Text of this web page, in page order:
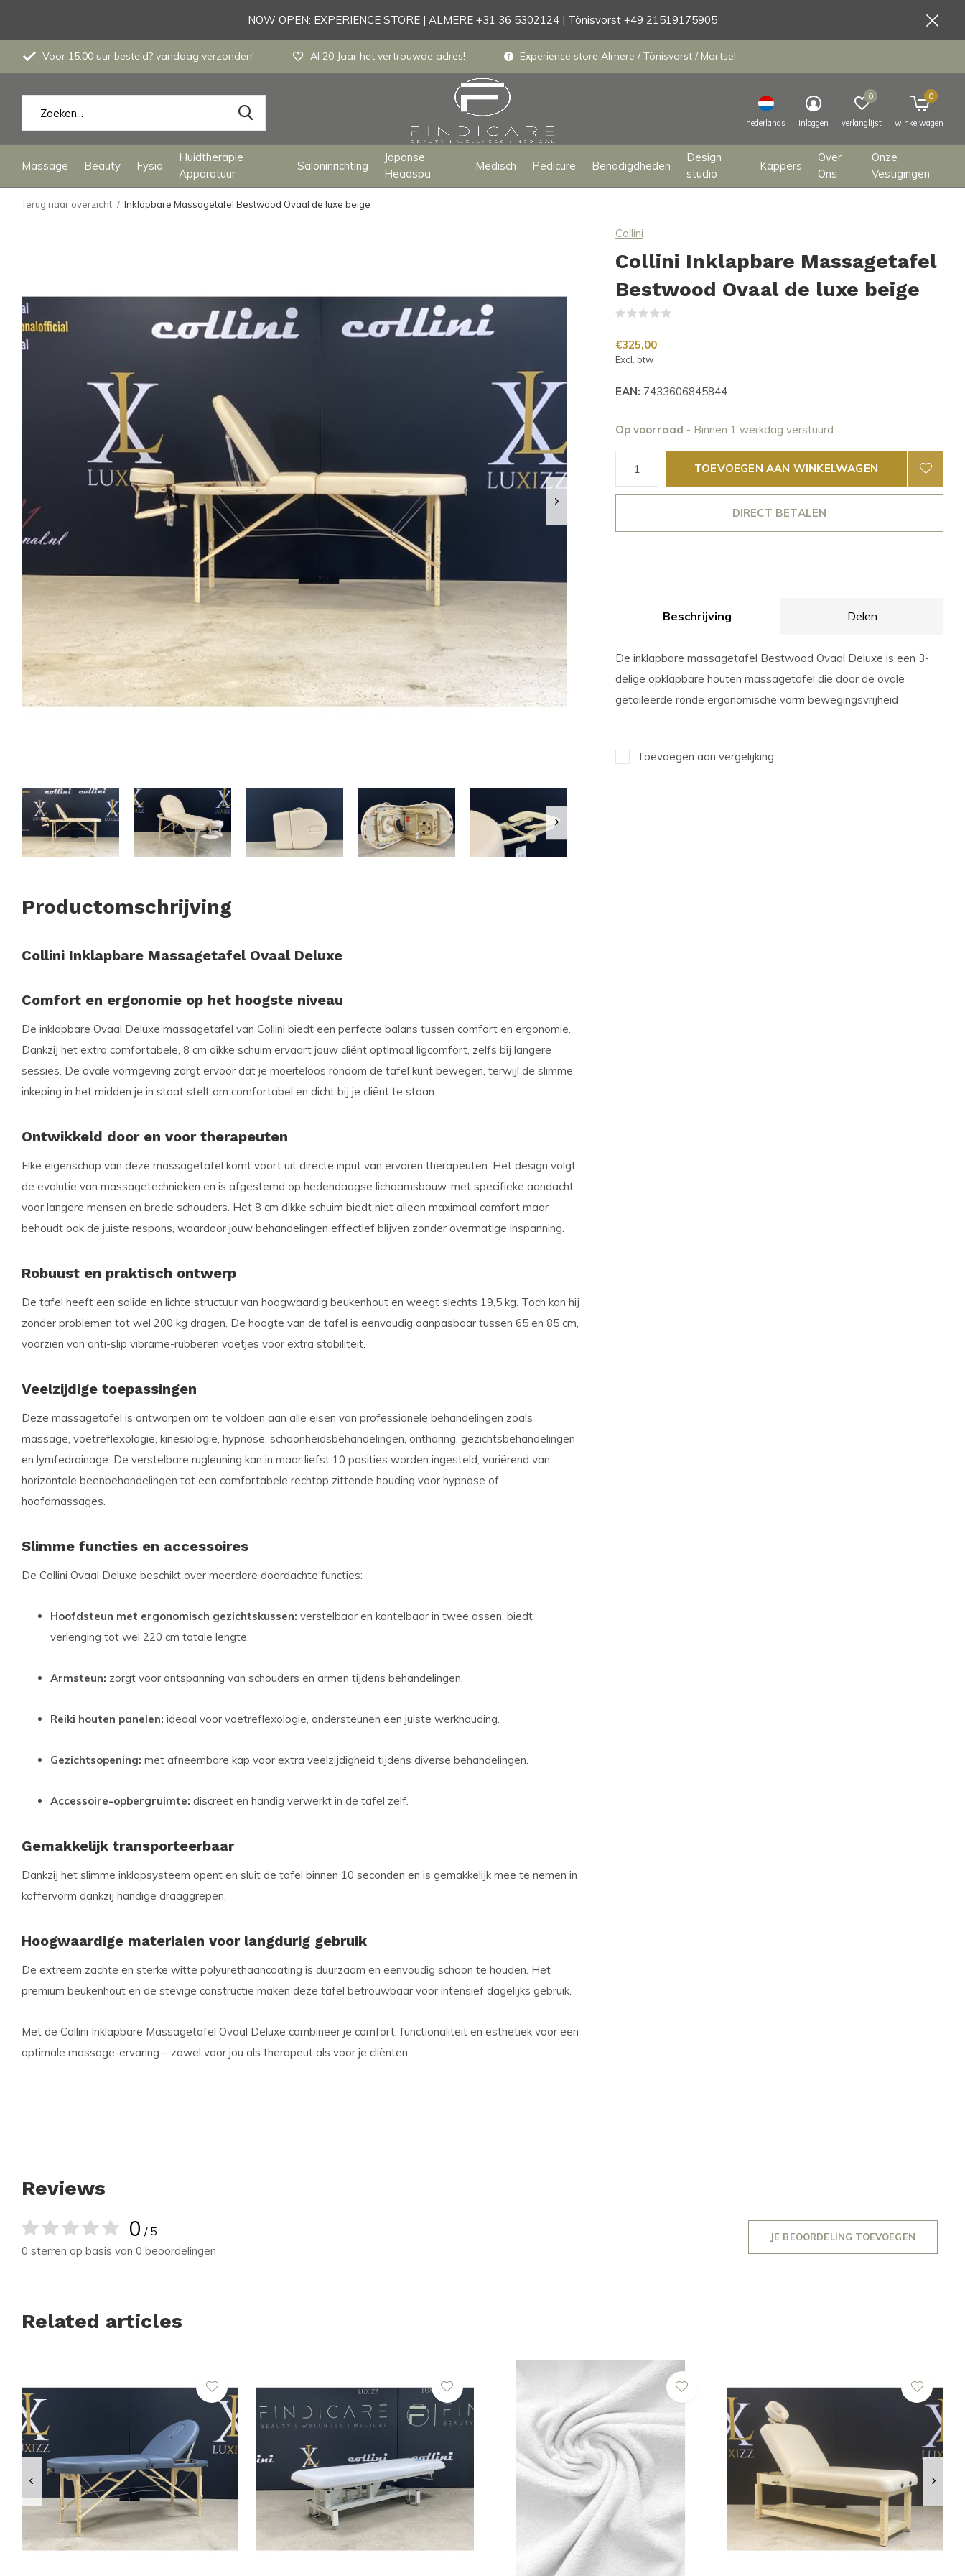
Massage Beauty Fysio
Huidtherapie
Apparatuur
Saloninrichting
Japanse
Headspa
Medisch Pedicure Benodigdheden
Design
studio
Kappers
Over
Ons
Onze
Vestigingen
nederlands inloggen verlanglijst
0
winkelwagen
0
Voor 15:00 uur besteld? vandaag verzonden! Al 20 Jaar het vertrouwde adres! Experience store Almere / Tönisvorst / Mortsel
NOW OPEN: EXPERIENCE STORE | ALMERE +31 36 5302124 | Tönisvorst +49 21519175905
Terug naar overzicht Inklapbare Massagetafel Bestwood Ovaal de luxe beige
Collini
Collini Inklapbare Massagetafel
Bestwood Ovaal de luxe beige
€325,00
Excl. btw
EAN: 7433606845844
Op voorraad - Binnen 1 werkdag verstuurd
TOEVOEGEN AAN WINKELWAGEN
DIRECT BETALEN
Beschrijving Delen
De inklapbare massagetafel Bestwood Ovaal Deluxe is een 3-
delige opklapbare houten massagetafel die door de ovale
getaileerde ronde ergonomische vorm bewegingsvrijheid
Toevoegen aan vergelijking
Productomschrijving
Collini Inklapbare Massagetafel Ovaal Deluxe
Comfort en ergonomie op het hoogste niveau
De inklapbare Ovaal Deluxe massagetafel van Collini biedt een perfecte balans tussen comfort en ergonomie.
Dankzij het extra comfortabele, 8 cm dikke schuim ervaart jouw cliënt optimaal ligcomfort, zelfs bij langere
sessies. De ovale vormgeving zorgt ervoor dat je moeiteloos rondom de tafel kunt bewegen, terwijl de slimme
inkeping in het midden je in staat stelt om comfortabel en dicht bij je cliënt te staan.
Ontwikkeld door en voor therapeuten
Elke eigenschap van deze massagetafel komt voort uit directe input van ervaren therapeuten. Het design volgt
de evolutie van massagetechnieken en is afgestemd op hedendaagse lichaamsbouw, met specifieke aandacht
voor langere mensen en brede schouders. Het 8 cm dikke schuim biedt niet alleen maximaal comfort maar
behoudt ook de juiste respons, waardoor jouw behandelingen effectief blijven zonder overmatige inspanning.
Robuust en praktisch ontwerp
De tafel heeft een solide en lichte structuur van hoogwaardig beukenhout en weegt slechts 19,5 kg. Toch kan hij
zonder problemen tot wel 200 kg dragen. De hoogte van de tafel is eenvoudig aanpasbaar tussen 65 en 85 cm,
voorzien van anti-slip vibrame-rubberen voetjes voor extra stabiliteit.
Veelzijdige toepassingen
Deze massagetafel is ontworpen om te voldoen aan alle eisen van professionele behandelingen zoals
massage, voetreflexologie, kinesiologie, hypnose, schoonheidsbehandelingen, ontharing, gezichtsbehandelingen
en lymfedrainage. De verstelbare rugleuning kan in maar liefst 10 posities worden ingesteld, variërend van
horizontale beenbehandelingen tot een comfortabele rechtop zittende houding voor hypnose of
hoofdmassages.
Slimme functies en accessoires
De Collini Ovaal Deluxe beschikt over meerdere doordachte functies:
Hoofdsteun met ergonomisch gezichtskussen: verstelbaar en kantelbaar in twee assen, biedt
verlenging tot wel 220 cm totale lengte.
Armsteun: zorgt voor ontspanning van schouders en armen tijdens behandelingen.
Reiki houten panelen: ideaal voor voetreflexologie, ondersteunen een juiste werkhouding.
Gezichtsopening: met afneembare kap voor extra veelzijdigheid tijdens diverse behandelingen.
Accessoire-opbergruimte: discreet en handig verwerkt in de tafel zelf.
Gemakkelijk transporteerbaar
Dankzij het slimme inklapsysteem opent en sluit de tafel binnen 10 seconden en is gemakkelijk mee te nemen in
koffervorm dankzij handige draaggrepen.
Hoogwaardige materialen voor langdurig gebruik
De extreem zachte en sterke witte polyurethaancoating is duurzaam en eenvoudig schoon te houden. Het
premium beukenhout en de stevige constructie maken deze tafel betrouwbaar voor intensief dagelijks gebruik.
Met de Collini Inklapbare Massagetafel Ovaal Deluxe combineer je comfort, functionaliteit en esthetiek voor een
optimale massage-ervaring – zowel voor jou als therapeut als voor je cliënten.
Reviews
0 / 5
0 sterren op basis van 0 beoordelingen
JE BEOORDELING TOEVOEGEN
Related articles